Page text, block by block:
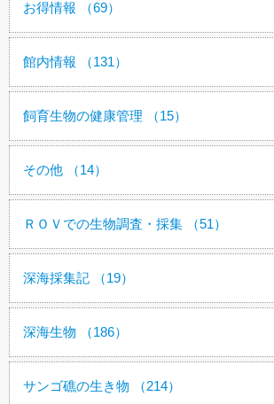
お得情報 （69）
館内情報 （131）
飼育生物の健康管理 （15）
その他 （14）
ＲＯＶでの生物調査・採集 （51）
深海採集記 （19）
深海生物 （186）
サンゴ礁の生き物 （214）